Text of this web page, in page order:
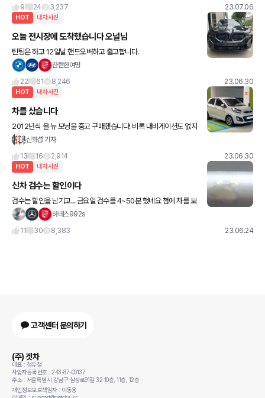
9
24 3,237 23.07.06
HOT 내차사진
오늘 전시장에 도착했습니다 오널님
틴팅은 하고 12일날 핸드오버하고 출고합니다.
찬란한여명
22
61 8,246 23.06.30
HOT 내차사진
차를 샀습니다
2012년식 올 뉴 모닝을 중고 구매했습니다! 비록 내비게이션도 없지
만...... 6만9000km밖에 달리지 않은 차라서 만족스럽습니다! 15만
신화섭 기자
13
16 2,914 23.06.30
HOT 내차사진
신차 검수는 할인이다
검수는 할인을 남기고... 금요일 검수를 4~50분 했네요 첨에 차를 보
자마자 검수하기 싫어졌어요 차가 너무 이쁘고 사랑스러워서 옥에 티
하데스992s
11
30 8,383 23.06.24
고객센터 문의하기
(주) 겟차
대표 : 정유철
사업자등록번호 : 243-87-00137
주소 : 서울특별시 강남구 삼성로91길 32 10층, 11층, 12층
개인정보보호책임자 : 이동용